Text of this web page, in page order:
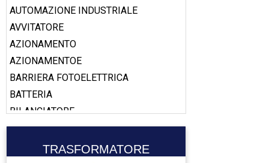
AUTOMAZIONE INDUSTRIALE
AVVITATORE
AZIONAMENTO
AZIONAMENTOE
BARRIERA FOTOELETTRICA
BATTERIA
BILANCIATORE
BOBINA
BOOSTERTRASFORMATORE